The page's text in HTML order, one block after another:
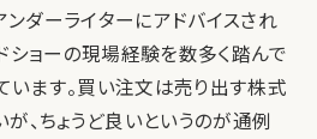
ダーライターにアドバイスされ
ショーの現場経験を数多く踏んで
います。買い注文は売り出す株式
、ちょうど良いというのが通例